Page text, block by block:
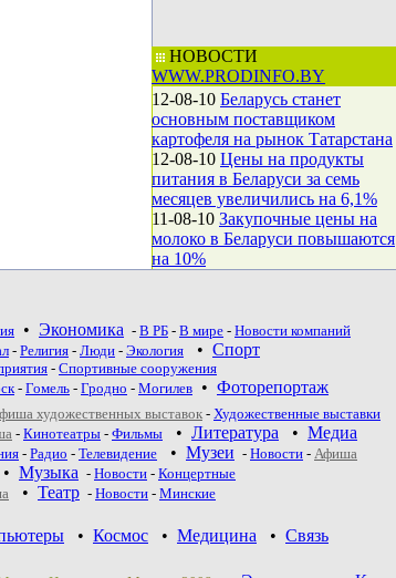
НОВОСТИ
WWW.PRODINFO.BY
12-08-10 Беларусь станет
основным поставщиком
картофеля на рынок Татарстана
12-08-10 Цены на продукты
питания в Беларуси за семь
месяцев увеличились на 6,1%
11-08-10 Закупочные цены на
молоко в Беларуси повышаются
на 10%
• Экономика - В РБ - В мире - Новости компаний
- Религия - Люди - Экология • Спорт
- Спортивные сооружения
- Гомель - Гродно - Могилев • Фоторепортаж
художественных выставок - Художественные выставки
- Кинотеатры - Фильмы • Литература • Медиа
- Радио - Телевидение • Музеи - Новости - Афиша
• Музыка - Новости - Концертные
• Театр - Новoсти - Минские
• Космос • Медицина • Связь